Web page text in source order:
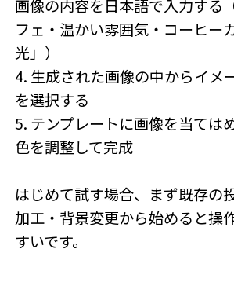
画像の内容を日本語で入力する
フェ・温かい雰囲気・コーヒー
光」）
4. 生成された画像の中からイメ
を選択する
5. テンプレートに画像を当ては
色を調整して完成
はじめて試す場合、まず既存の
加工・背景変更から始めると操
すいです。